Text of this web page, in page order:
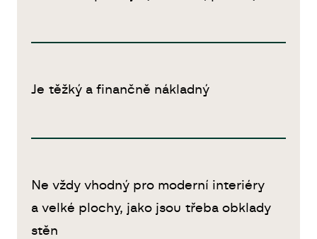
Je těžký a finančně nákladný
Ne vždy vhodný pro moderní interiéry
a velké plochy, jako jsou třeba obklady
stěn